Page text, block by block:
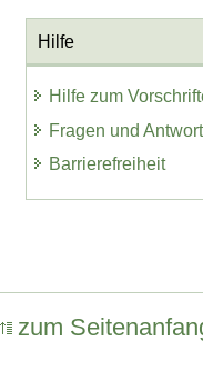
Hilfe
Hilfe zum
Fragen und
Barrierefreiheit
zum